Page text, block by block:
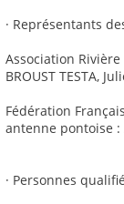
· Représentants
Association Rivière
BROUST TESTA,
Fédération
antenne pontoise :
· Personnes